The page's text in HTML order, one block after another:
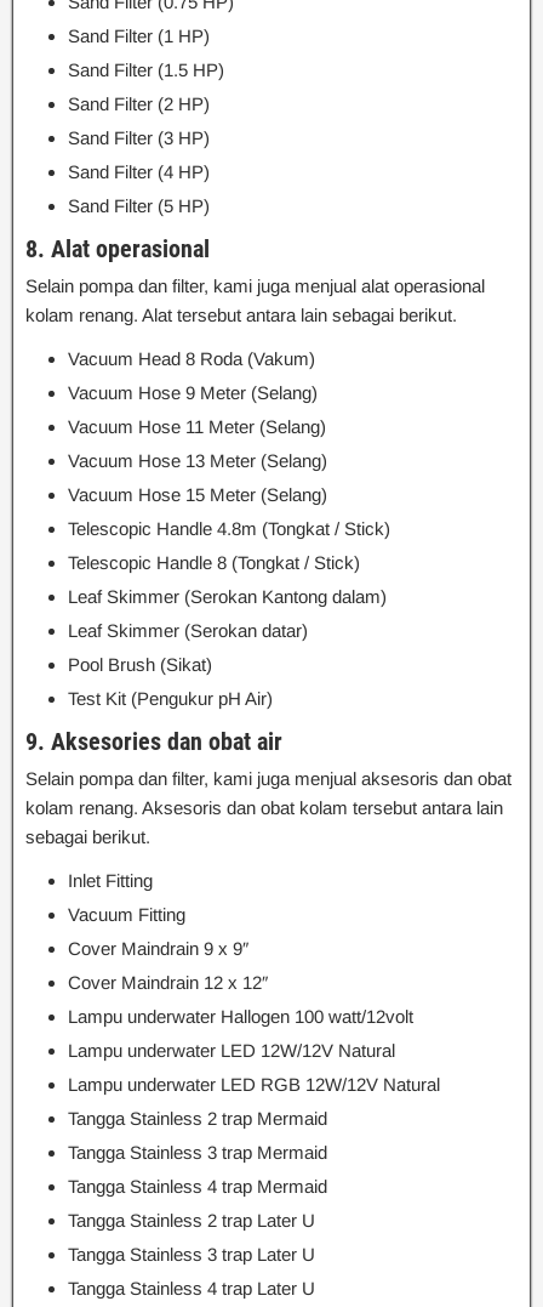
Sand Filter (1 HP)
Sand Filter (1.5 HP)
Sand Filter (2 HP)
Sand Filter (3 HP)
Sand Filter (4 HP)
Sand Filter (5 HP)
8. Alat operasional
Selain pompa dan filter, kami juga menjual alat operasional
kolam renang. Alat tersebut antara lain sebagai berikut.
Vacuum Head 8 Roda (Vakum)
Vacuum Hose 9 Meter (Selang)
Vacuum Hose 11 Meter (Selang)
Vacuum Hose 13 Meter (Selang)
Vacuum Hose 15 Meter (Selang)
Telescopic Handle 4.8m (Tongkat / Stick)
Telescopic Handle 8 (Tongkat / Stick)
Leaf Skimmer (Serokan Kantong dalam)
Leaf Skimmer (Serokan datar)
Pool Brush (Sikat)
Test Kit (Pengukur pH Air)
9. Aksesories dan obat air
Selain pompa dan filter, kami juga menjual aksesoris dan obat
kolam renang. Aksesoris dan obat kolam tersebut antara lain
sebagai berikut.
Inlet Fitting
Vacuum Fitting
Cover Maindrain 9 x 9″
Cover Maindrain 12 x 12″
Lampu underwater Hallogen 100 watt/12volt
Lampu underwater LED 12W/12V Natural
Lampu underwater LED RGB 12W/12V Natural
Tangga Stainless 2 trap Mermaid
Tangga Stainless 3 trap Mermaid
Tangga Stainless 4 trap Mermaid
Tangga Stainless 2 trap Later U
Tangga Stainless 3 trap Later U
Tangga Stainless 4 trap Later U